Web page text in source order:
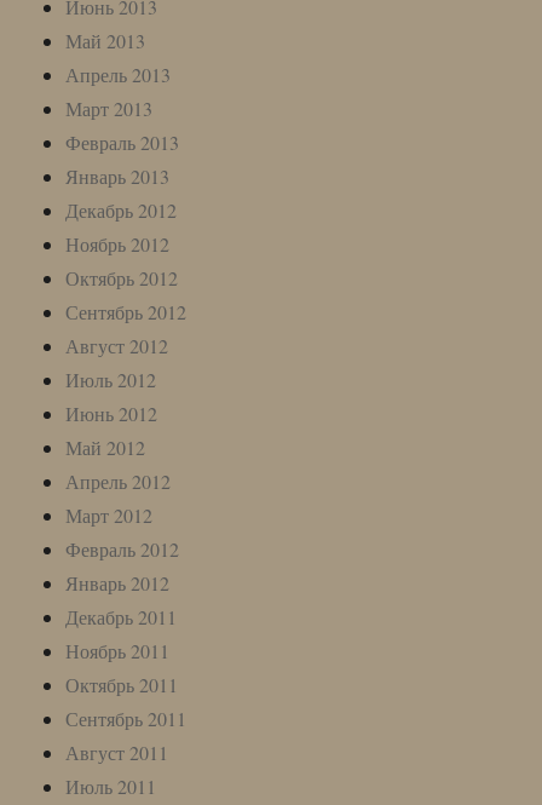
Июнь 2013
Май 2013
Апрель 2013
Март 2013
Февраль 2013
Январь 2013
Декабрь 2012
Ноябрь 2012
Октябрь 2012
Сентябрь 2012
Август 2012
Июль 2012
Июнь 2012
Май 2012
Апрель 2012
Март 2012
Февраль 2012
Январь 2012
Декабрь 2011
Ноябрь 2011
Октябрь 2011
Сентябрь 2011
Август 2011
Июль 2011